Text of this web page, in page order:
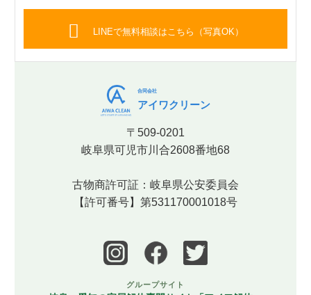
LINEで無料相談はこちら（写真OK）
合同会社
アイワクリーン
〒509-0201
岐阜県可児市川合2608番地68
古物商許可証：岐阜県公安委員会
【許可番号】第531170001018号
グループサイト